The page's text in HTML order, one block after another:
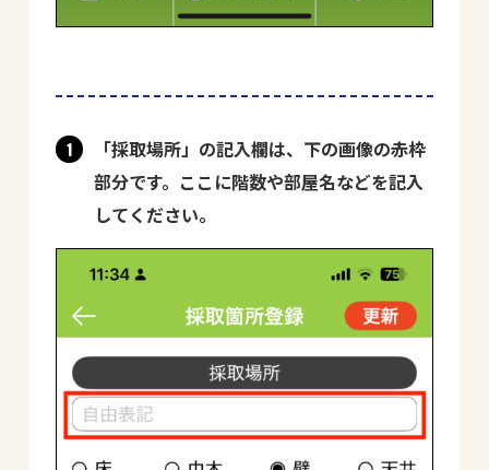
1
「採取場所」の記入欄は、下の画像の赤枠
部分です。ここに階数や部屋名などを記入
してください。